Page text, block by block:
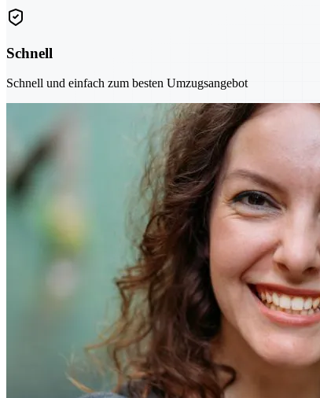
Schnell
Schnell und einfach zum besten Umzugsangebot